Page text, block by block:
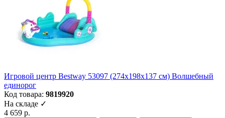
Игровой центр Bestway 53097 (274х198х137 см) Волшебный
единорог
Код товара: 9819920
На складе ✓
4 659 р.